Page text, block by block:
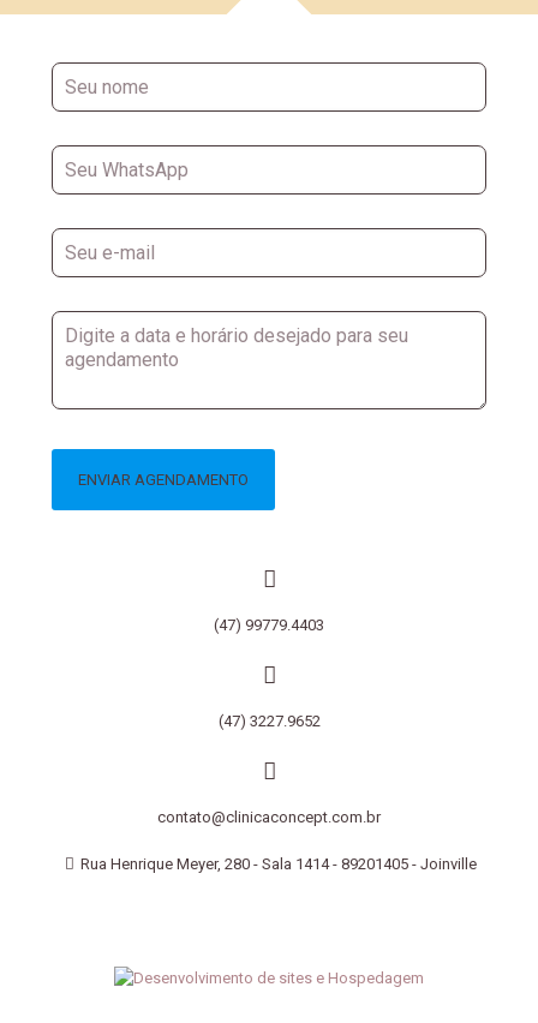
(47) 99779.4403
(47) 3227.9652
contato@clinicaconcept.com.br
Rua Henrique Meyer, 280 - Sala 1414 - 89201405 - Joinville